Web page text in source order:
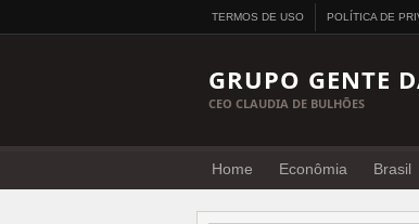
TERMOS DE USO POLÍTICA DE
GRUPO GENTE
CEO CLAUDIA DE BULHÕES
Home Econômia Brasil